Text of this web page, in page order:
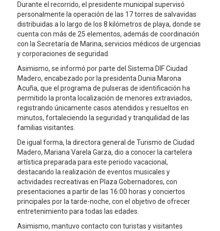
Durante el recorrido, el presidente municipal supervisó
personalmente la operación de las 17 torres de salvavidas
distribuidas a lo largo de los 8 kilómetros de playa, donde se
cuenta con más de 25 elementos, además de coordinación
con la Secretaría de Marina, servicios médicos de urgencias
y corporaciones de seguridad.
Asimismo, se informó por parte del Sistema DIF Ciudad
Madero, encabezado por la presidenta Dunia Marona
Acuña, que el programa de pulseras de identificación ha
permitido la pronta localización de menores extraviados,
registrando únicamente casos atendidos y resueltos en
minutos, fortaleciendo la seguridad y tranquilidad de las
familias visitantes.
De igual forma, la directora general de Turismo de Ciudad
Madero, Mariana Varela Garza, dio a conocer la cartelera
artística preparada para este periodo vacacional,
destacando la realización de eventos musicales y
actividades recreativas en Plaza Gobernadores, con
presentaciones a partir de las 16:00 horas y conciertos
principales por la tarde-noche, con el objetivo de ofrecer
entretenimiento para todas las edades.
Asimismo, mantuvo contacto con turistas y visitantes